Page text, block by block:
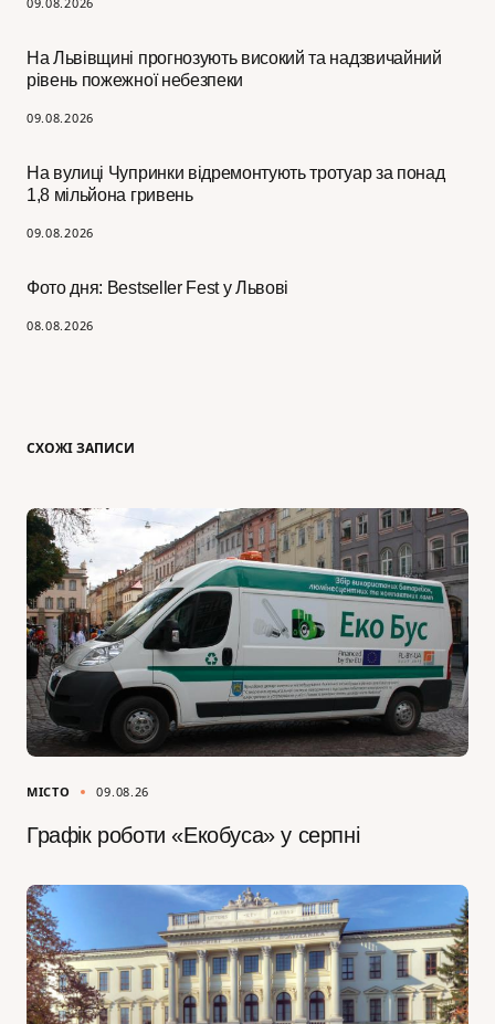
На Львівщині прогнозують високий та надзвичайний
рівень пожежної небезпеки
09.08.2026
На вулиці Чупринки відремонтують тротуар за понад
1,8 мільйона гривень
09.08.2026
Фото дня: Bestseller Fest у Львові
08.08.2026
СХОЖІ ЗАПИСИ
МІСТО 09.08.26
Графік роботи «Екобуса» у серпні